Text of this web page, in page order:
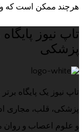
هرچند ممکن است که
تاپ نیوز
پزشکی
تاپ نیوز یک پایگاه
پزشکی، قلب، مجاری
و علوم اعصاب و روان